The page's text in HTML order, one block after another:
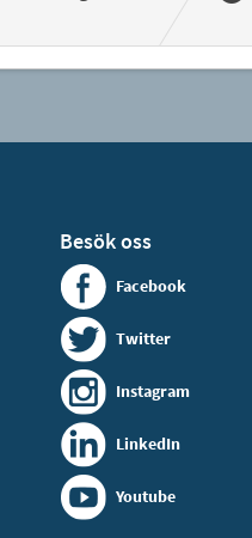
Besök oss
Facebook
Twitter
Instagram
LinkedIn
Youtube